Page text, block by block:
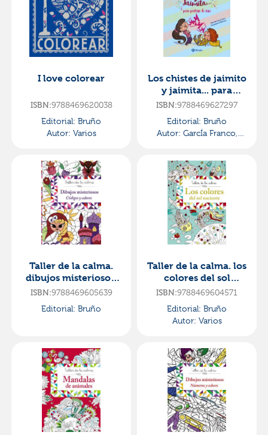
I love colorear
ISBN:9788469620038
Editorial: Bruño
Autor: Varios
Los chistes de jaimito
y jaimita... para
partirse de risa
ISBN:9788469627297
Editorial: Bruño
Autor: GarcÍa Franco,
Taller de la calma.
dibujos misteriosos.
códigos y colores
ISBN:9788469605639
Editorial: Bruño
Taller de la calma. los
colores del sol
naciente
ISBN:9788469604571
Editorial: Bruño
Autor: Varios